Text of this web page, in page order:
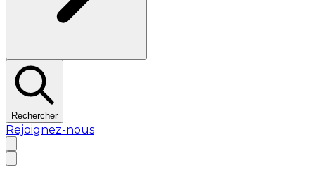
Rechercher
Rejoignez-nous